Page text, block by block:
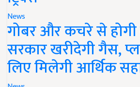
News
गोबर और कचरे से
सरकार खरीदेगी गैस,
लिए मिलेगी आर्थिक